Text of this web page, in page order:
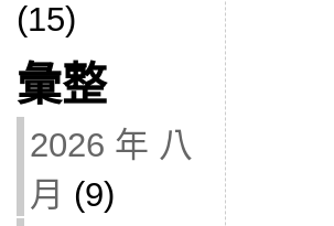
(15)
彙整
2026 年 八
月 (9)